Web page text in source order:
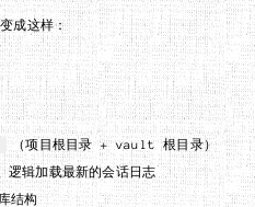
成这样：
（项目根目录 + vault 根目录）
逻辑加载最新的会话日志
结构